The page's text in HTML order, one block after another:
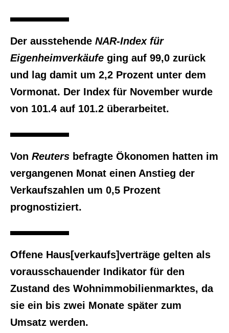
Der ausstehende NAR-Index für
Eigenheimverkäufe ging auf 99,0 zurück
und lag damit um 2,2 Prozent unter dem
Vormonat. Der Index für November wurde
von 101.4 auf 101.2 überarbeitet.
Von Reuters befragte Ökonomen hatten im
vergangenen Monat einen Anstieg der
Verkaufszahlen um 0,5 Prozent
prognostiziert.
Offene Haus[verkaufs]verträge gelten als
vorausschauender Indikator für den
Zustand des Wohnimmobilienmarktes, da
sie ein bis zwei Monate später zum
Umsatz werden.